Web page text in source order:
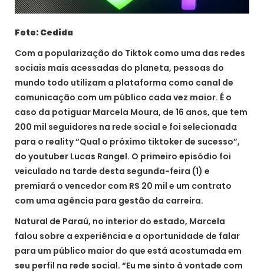
Foto: Cedida
Com a popularização do Tiktok como uma das redes
sociais mais acessadas do planeta, pessoas do
mundo todo utilizam a plataforma como canal de
comunicação com um público cada vez maior. É o
caso da potiguar Marcela Moura, de 16 anos, que tem
200 mil seguidores na rede social e foi selecionada
para o reality “Qual o próximo tiktoker de sucesso”,
do youtuber Lucas Rangel. O primeiro episódio foi
veiculado na tarde desta segunda-feira (1) e
premiará o vencedor com R$ 20 mil e um contrato
com uma agência para gestão da carreira.
Natural de Paraú, no interior do estado, Marcela
falou sobre a experiência e a oportunidade de falar
para um público maior do que está acostumada em
seu perfil na rede social. “Eu me sinto à vontade com